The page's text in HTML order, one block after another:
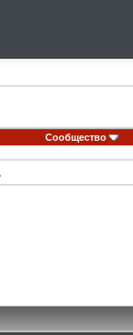
Сообщество